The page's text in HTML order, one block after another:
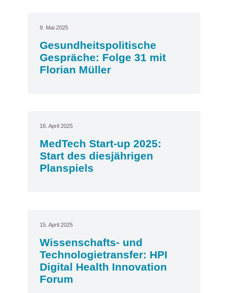
9. Mai 2025
Gesundheitspolitische
Gespräche: Folge 31 mit
Florian Müller
16. April 2025
MedTech Start-up 2025:
Start des diesjährigen
Planspiels
15. April 2025
Wissenschafts- und
Technologietransfer: HPI
Digital Health Innovation
Forum